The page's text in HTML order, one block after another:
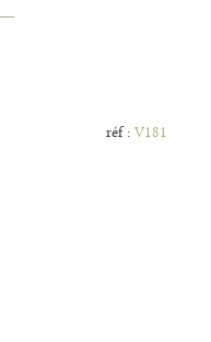
réf : V181